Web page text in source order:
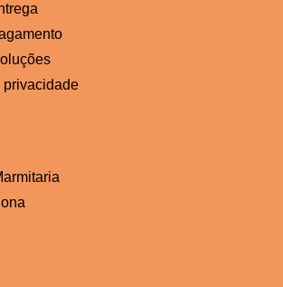
privacidade